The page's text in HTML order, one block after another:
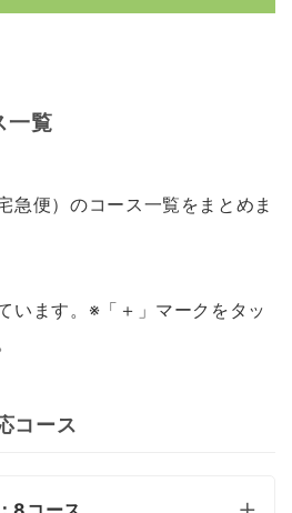
一覧
急便）のコース一覧をまとめま
います。※「＋」マークをタッ
コース